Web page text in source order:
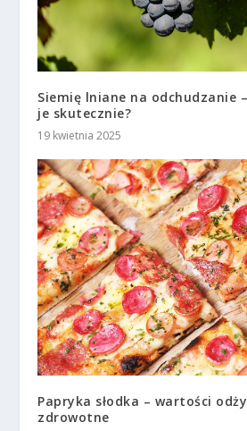
Siemię lniane na odchudzanie
je skutecznie?
19 kwietnia 2025
Papryka słodka – wartości
zdrowotne